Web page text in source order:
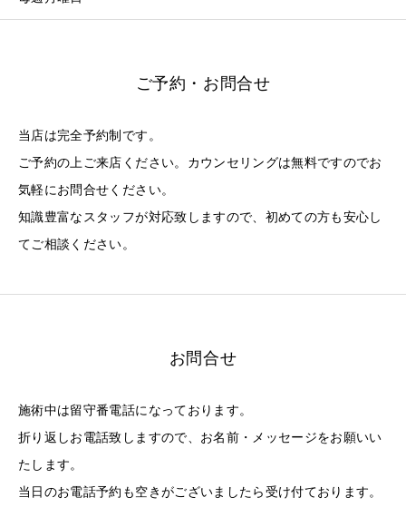
ご予約・お問合せ
当店は完全予約制です。
ご予約の上ご来店ください。カウンセリングは無料ですのでお
気軽にお問合せください。
知識豊富なスタッフが対応致しますので、初めての方も安心し
てご相談ください。
お問合せ
施術中は留守番電話になっております。
折り返しお電話致しますので、お名前・メッセージをお願いい
たします。
当日のお電話予約も空きがございましたら受け付ております。